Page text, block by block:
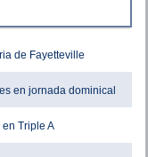
de Fayetteville
en jornada dominical
Triple A